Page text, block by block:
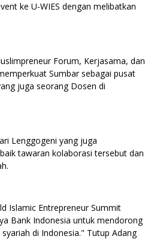
ke U-WIES dengan melibatkan
Forum, Kerjasama, dan
Sumbar sebagai pusat
juga seorang Dosen di
Lenggogeni yang juga
tawaran kolaborasi tersebut dan
Islamic Entrepreneur Summit
Bank Indonesia untuk mendorong
di Indonesia." Tutup Adang